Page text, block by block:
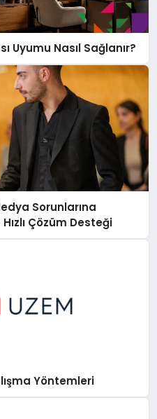
Uyumu Nasıl Sağlanır?
Sorunlarına
Çözüm Desteği
Yöntemleri